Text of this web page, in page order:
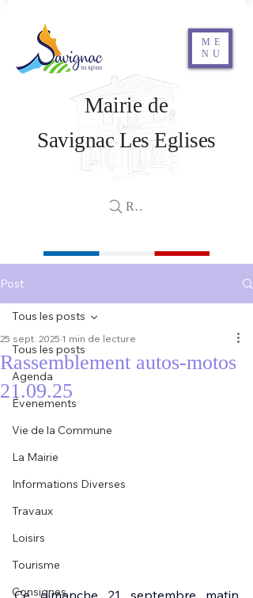
ME
NU
Savignac Les Eglises
Mairie de
Rechercher
Post
Tous les posts
Agenda
Évenements
Vie de la Commune
La Mairie
Informations Diverses
Travaux
Loisirs
Tourisme
Consignes
Tous les posts
Rassemblement autos-motos
21.09.25
25 sept. 2025 1 min de lecture